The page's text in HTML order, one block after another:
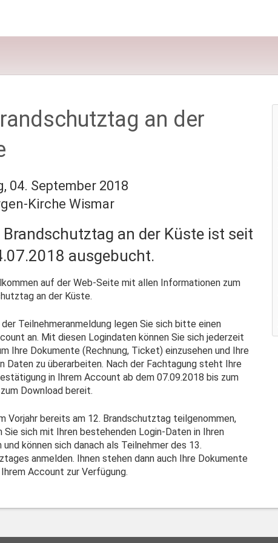
an der
04. September 2018
Kirche Wismar
Brandschutztag an der Küste ist seit
ausgebucht.
auf der Web-Seite mit allen Informationen zum
an der Küste.
der Teilnehmeranmeldung legen Sie sich bitte einen
an. Mit diesen Logindaten können Sie sich jederzeit
Ihre Dokumente (Rechnung, Ticket) einzusehen und Ihre
Daten zu überarbeiten. Nach der Fachtagung steht Ihre
in Ihrem Account ab dem 07.09.2018 bis zum
Download bereit.
Vorjahr bereits am 12. Brandschutztag teilgenommen,
Sie sich mit Ihren bestehenden Login-Daten in Ihren
können sich danach als Teilnehmer des 13.
anmelden. Ihnen stehen dann auch Ihre Dokumente
Account zur Verfügung.